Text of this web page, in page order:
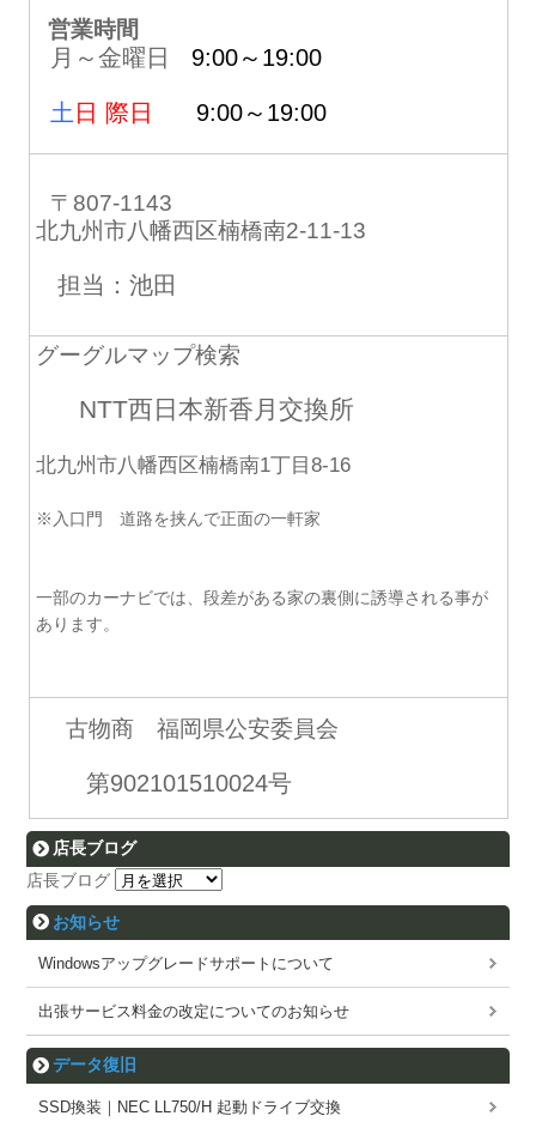
営業時間
月～金曜日 9:00～19:00
土 日 際日 9:00～19:00
〒807-1143
北九州市八幡西区楠橋南2-11-13
担当：池田
グーグルマップ検索
NTT西日本新香月交換所
北九州市八幡西区楠橋南1丁目8-16
※入口門 道路を挟んで正面の一軒家
一部のカーナビでは、段差がある家の裏側に誘導される事が
あります。
古物商 福岡県公安委員会
第902101510024号
店長ブログ
店長ブログ
お知らせ
Windowsアップグレードサポートについて
出張サービス料金の改定についてのお知らせ
データ復旧
SSD換装｜NEC LL750/H 起動ドライブ交換